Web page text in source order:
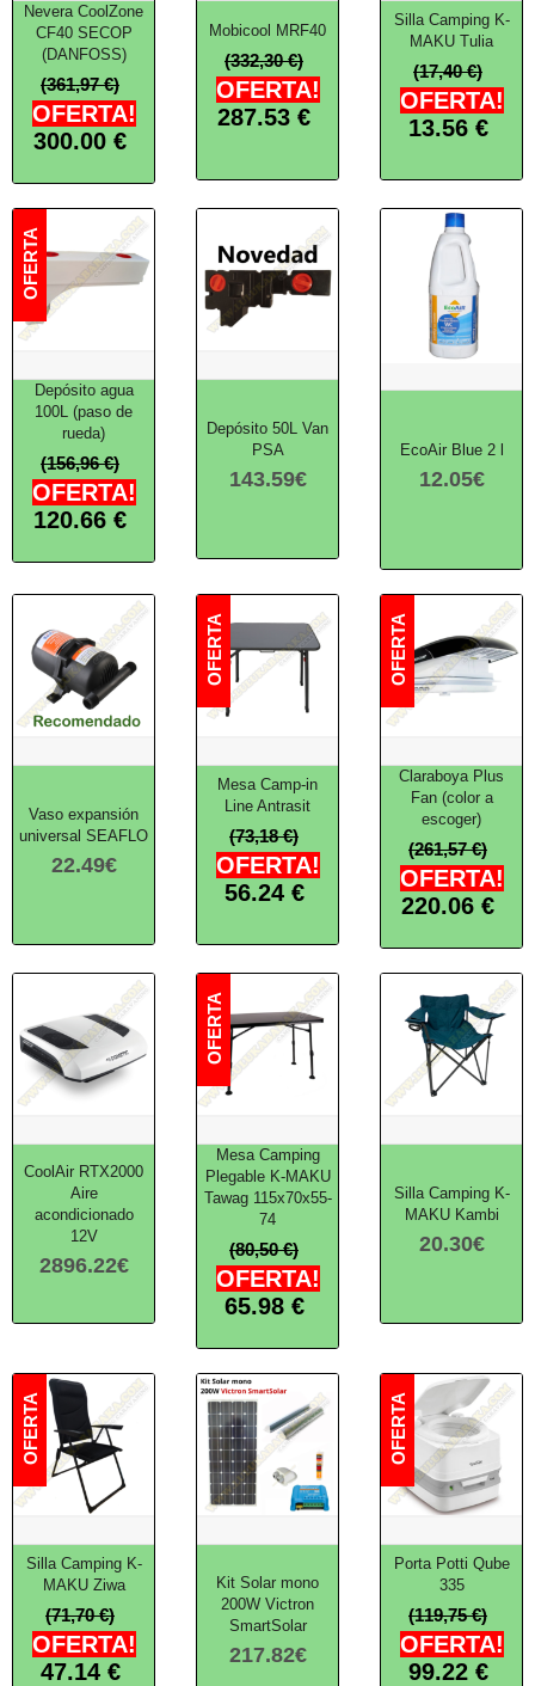
Nevera CoolZone
CF40 SECOP
(DANFOSS)
(361,97 €)
OFERTA!
300.00 €
Mobicool MRF40
(332,30 €)
OFERTA!
287.53 €
Silla Camping K-
MAKU Tulia
(17,40 €)
OFERTA!
13.56 €
Depósito agua
100L (paso de
rueda)
(156,96 €)
OFERTA!
120.66 €
Depósito 50L Van
PSA
143.59€
EcoAir Blue 2 l
12.05€
Vaso expansión
universal SEAFLO
22.49€
Mesa Camp-in
Line Antrasit
(73,18 €)
OFERTA!
56.24 €
Claraboya Plus
Fan (color a
escoger)
(261,57 €)
OFERTA!
220.06 €
CoolAir RTX2000
Aire
acondicionado
12V
2896.22€
Mesa Camping
Plegable K-MAKU
Tawag 115x70x55-
74
(80,50 €)
OFERTA!
65.98 €
Silla Camping K-
MAKU Kambi
20.30€
Silla Camping K-
MAKU Ziwa
(71,70 €)
OFERTA!
47.14 €
Kit Solar mono
200W Victron
SmartSolar
217.82€
Porta Potti Qube
335
(119,75 €)
OFERTA!
99.22 €